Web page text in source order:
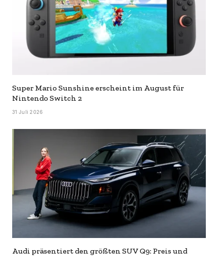
Super Mario Sunshine erscheint im August für
Nintendo Switch 2
31 Juli 2026
Audi präsentiert den größten SUV Q9: Preis und